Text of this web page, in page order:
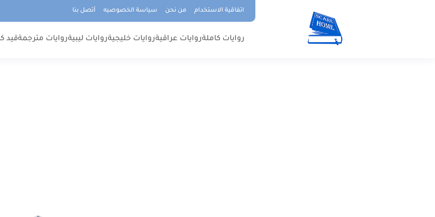
اتفاقية الاستخدام من نحن سياسة الخصوصيه أتصل بنا
روايات كاملةروايات عراقيةروايات خليجيةروايات ليبيةروايات مترجمةقيد